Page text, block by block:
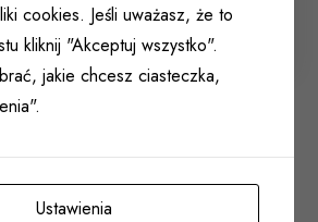
cookies. Jeśli uważasz, że to
kliknij "Akceptuj wszystko".
jakie chcesz ciasteczka,
Ustawienia